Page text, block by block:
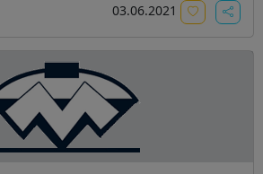
03.06.2021